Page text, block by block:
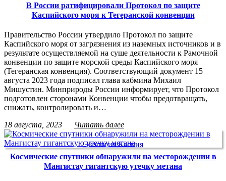
В России ратифицировали Протокол по защите
Каспийского моря к Тегеранской конвенции
Правительство России утвердило Протокол по защите
Каспийского моря от загрязнения из наземных источников и в
результате осуществляемой на суше деятельности к Рамочной
конвенции по защите морской среды Каспийского моря
(Тегеранская конвенция). Соответствующий документ 15
августа 2023 года подписал глава кабмина Михаил
Мишустин. Минприроды России информирует, что Протокол
подготовлен сторонами Конвенции чтобы предотвращать,
снижать, контролировать и…
18 августа, 2023
Читать далее
Экология Каспия
Космические спутники обнаружили на месторождении в
Мангистау гигантскую утечку метана